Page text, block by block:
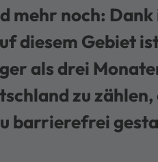
mehr noch:
diesem Gebiet
als drei
zu zählen,
barrierefrei